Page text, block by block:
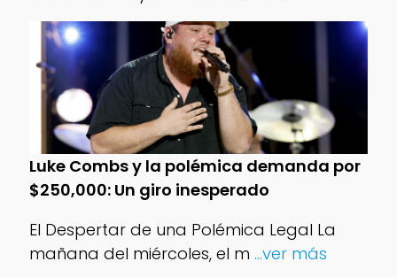
Luke Combs y la polémica demanda por
$250,000: Un giro inesperado
El Despertar de una Polémica Legal La
mañana del miércoles, el m ...ver más